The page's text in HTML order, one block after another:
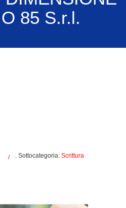
85 S.r.l.
. Sottocategoria: Scrittura